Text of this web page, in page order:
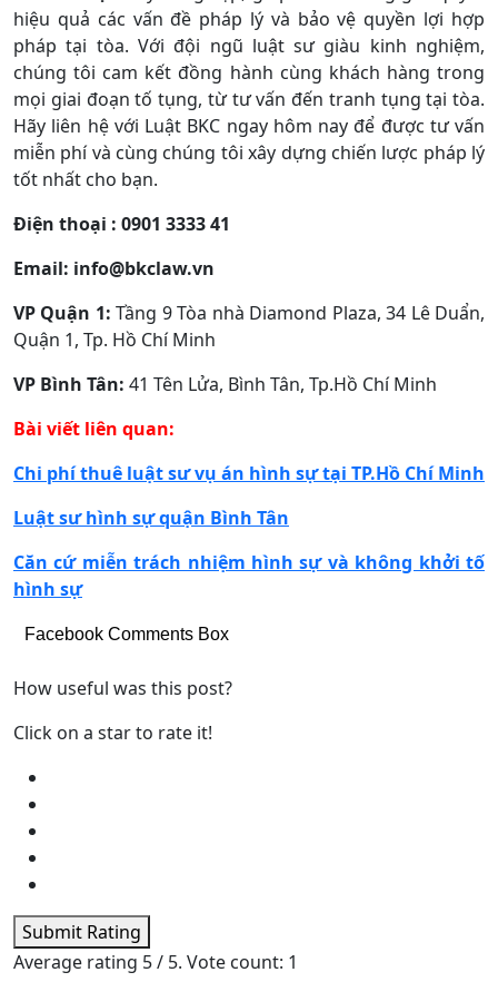
hiệu quả các vấn đề pháp lý và bảo vệ quyền lợi hợp
pháp tại tòa. Với đội ngũ luật sư giàu kinh nghiệm,
chúng tôi cam kết đồng hành cùng khách hàng trong
mọi giai đoạn tố tụng, từ tư vấn đến tranh tụng tại tòa.
Hãy liên hệ với Luật BKC ngay hôm nay để được tư vấn
miễn phí và cùng chúng tôi xây dựng chiến lược pháp lý
tốt nhất cho bạn.
Điện thoại : 0901 3333 41
Email: info@bkclaw.vn
VP Quận 1: Tầng 9 Tòa nhà Diamond Plaza, 34 Lê Duẩn,
Quận 1, Tp. Hồ Chí Minh
VP Bình Tân: 41 Tên Lửa, Bình Tân, Tp.Hồ Chí Minh
Bài viết liên quan:
Chi phí thuê luật sư vụ án hình sự tại TP.Hồ Chí Minh
Luật sư hình sự quận Bình Tân
Căn cứ miễn trách nhiệm hình sự và không khởi tố
hình sự
Facebook Comments Box
How useful was this post?
Click on a star to rate it!
Submit Rating
Average rating 5/ 5. Vote count: 1